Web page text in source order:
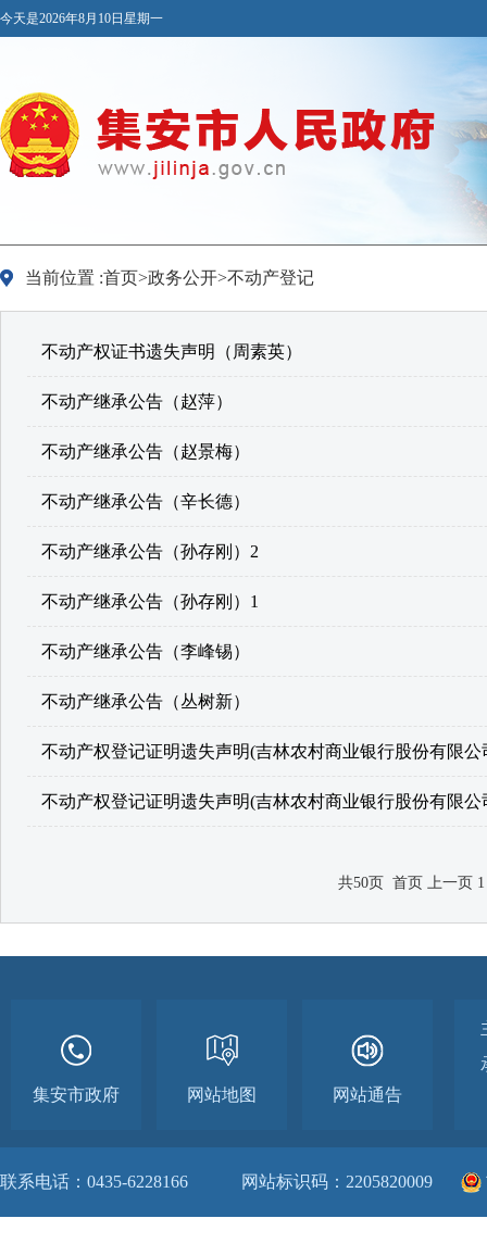
今天是2026年8月10日星期一
当前位置 :首页>政务公开>不动产登记
不动产权证书遗失声明（周素英）
不动产继承公告（赵萍）
不动产继承公告（赵景梅）
不动产继承公告（辛长德）
不动产继承公告（孙存刚）2
不动产继承公告（孙存刚）1
不动产继承公告（李峰锡）
不动产继承公告（丛树新）
不动产权登记证明遗失声明(吉林农村商业银行股份有限
不动产权登记证明遗失声明(吉林农村商业银行股份有限
共50页 首页 上一页
集安市政府 网站地图 网站通告
联系电话：0435-6228166 网站标识码：2205820009